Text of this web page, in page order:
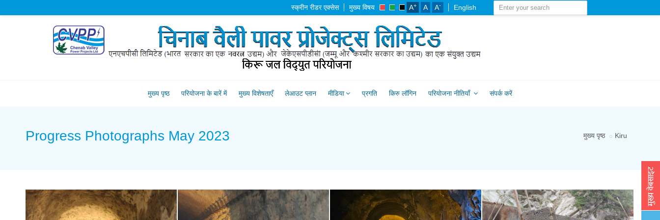
स्क्रीन रीडर एक्सेस मुख्य विषय A+ A A- English
मुख्य पृष्ठ परियोजना के बारें में मुख्य विशेषताएँ लेआउट प्लान मीडिया प्रगति किरु लॉगिन परियोजना नीतियाँ संपर्क करें
Progress Photographs May 2023 मुख्य पृष्ठ Kiru